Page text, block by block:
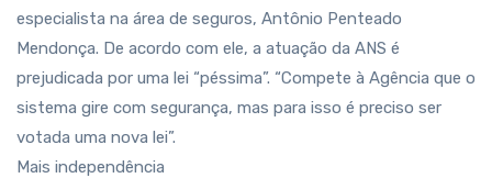
especialista na área de seguros, Antônio Penteado
Mendonça. De acordo com ele, a atuação da ANS é
prejudicada por uma lei “péssima”. “Compete à Agência que o
sistema gire com segurança, mas para isso é preciso ser
votada uma nova lei”.
Mais independência